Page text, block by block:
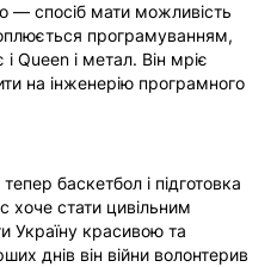
— спосіб мати можливість
програмуванням,
і метал. Він мріє
на інженерію програмного
баскетбол і підготовка
хоче стати цивільним
Україну красивою та
днів він війни волонтерив